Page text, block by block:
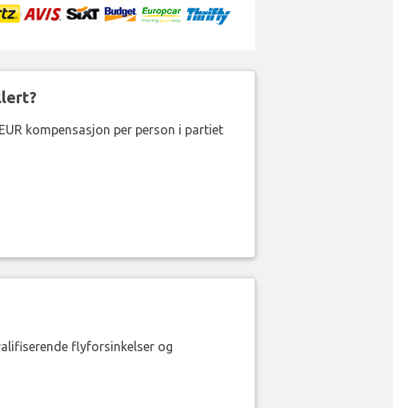
kompensasjon per person i partiet
flyforsinkelser og